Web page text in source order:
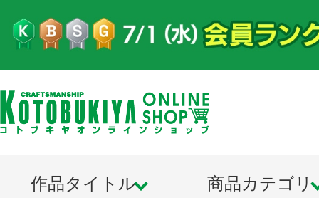
作品タイトル 商品カテゴリ